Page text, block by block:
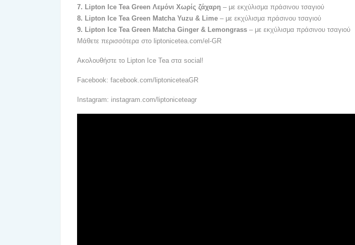
7. Lipton Ice Tea Green Λεμόνι Χωρίς ζάχαρη – με εκχύλισμα πράσινου τσαγιού
8. Lipton Ice Tea Green Matcha Yuzu & Lime – με εκχύλισμα πράσινου τσαγιού
9. Lipton Ice Tea Green Matcha Ginger & Lemongrass – με εκχύλισμα πράσινου τσαγιού
Μάθετε περισσότερα στο liptonicetea.com/el-GR
Ακολουθήστε το Lipton Ice Tea στα social!
Facebook: facebook.com/liptoniceteaGR
Instagram: instagram.com/liptoniceteagr